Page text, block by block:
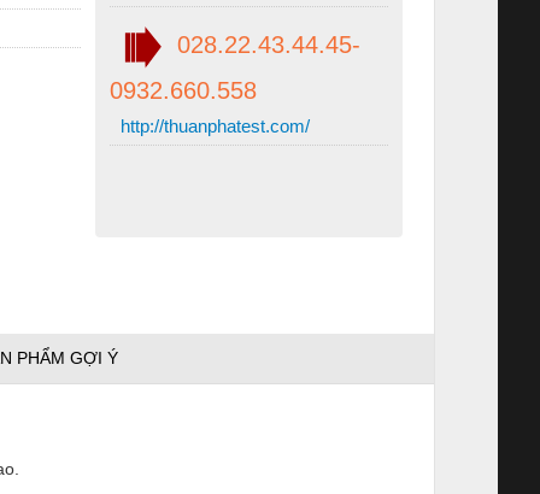
028.22.43.44.45-
0932.660.558
http://thuanphatest.com/
PHẨM GỢI Ý